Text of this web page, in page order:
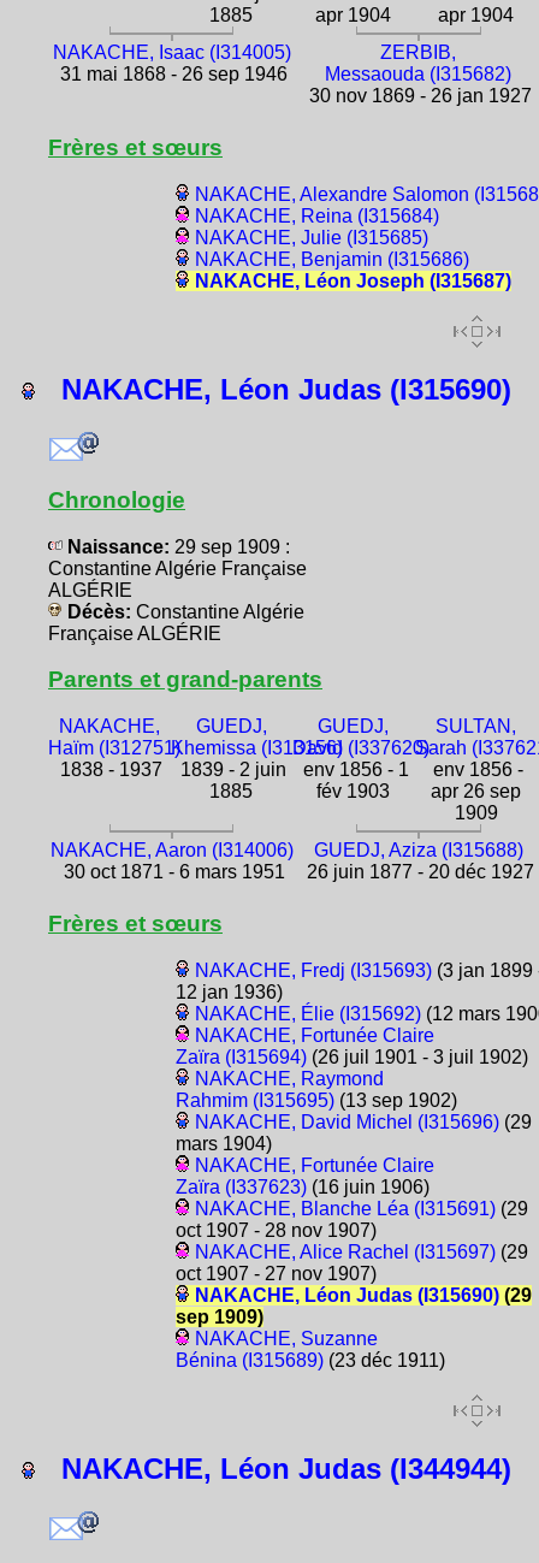
1885
apr 1904
apr 1904
NAKACHE, Isaac (I314005)
31 mai 1868 - 26 sep 1946
ZERBIB,
Messaouda (I315682)
30 nov 1869 - 26 jan 1927
Frères et sœurs
NAKACHE, Alexandre Salomon
NAKACHE, Reina (I315684)
NAKACHE, Julie (I315685)
NAKACHE, Benjamin (I315686)
NAKACHE, Léon Joseph (I315687)
NAKACHE, Léon Judas (I315690)
Chronologie
Naissance: 29 sep 1909 :
Constantine Algérie Française
ALGÉRIE
Décès: Constantine Algérie
Française ALGÉRIE
Parents et grand-parents
NAKACHE,
Haïm (I312751)
1838 - 1937
GUEDJ,
Khemissa (I313156)
1839 - 2 juin
1885
GUEDJ,
David (I337620)
env 1856 - 1
fév 1903
SULTAN,
Sarah
env 1856 -
apr 26 sep
1909
NAKACHE, Aaron (I314006)
30 oct 1871 - 6 mars 1951
GUEDJ, Aziza (I315688)
26 juin 1877 - 20 déc 1927
Frères et sœurs
NAKACHE, Fredj (I315693)(3 jan 1899
12 jan 1936)
NAKACHE, Élie (I315692)(12 mars
NAKACHE, Fortunée Claire
Zaïra (I315694)(26 juil 1901 - 3 juil 1902)
NAKACHE, Raymond
Rahmim (I315695)(13 sep 1902)
NAKACHE, David Michel (I315696)(29
mars 1904)
NAKACHE, Fortunée Claire
Zaïra (I337623)(16 juin 1906)
NAKACHE, Blanche Léa (I315691)(29
oct 1907 - 28 nov 1907)
NAKACHE, Alice Rachel (I315697)(29
oct 1907 - 27 nov 1907)
NAKACHE, Léon Judas (I315690)(29
sep 1909)
NAKACHE, Suzanne
Bénina (I315689)(23 déc 1911)
NAKACHE, Léon Judas (I344944)